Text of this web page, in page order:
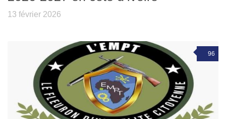
13 février 2026
96